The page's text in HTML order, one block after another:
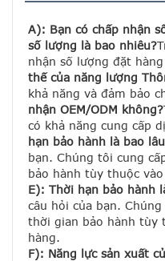
A): Bạn có chấp nhận
số lượng là bao nhiêu?
nhận số lượng đặt
thế của năng lượng
khả năng và đảm bảo
nhận OEM/ODM không?
có khả năng cung cấp
hạn bảo hành là bao
bạn. Chúng tôi cung
bảo hành tùy thuộc
E): Thời hạn bảo hành
câu hỏi của bạn.
thời gian bảo hành tùy
hàng.
F): Năng lực sản xuất